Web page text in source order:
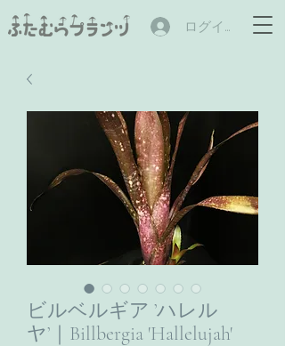
ログイン
ビルベルギア ’ハレル
ヤ’｜Billbergia 'Hallelujah'